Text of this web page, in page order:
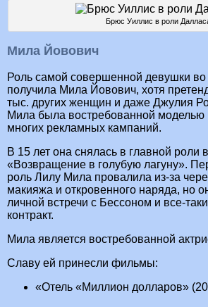
Брюс Уиллис в роли
Мила Йовович
Роль самой совершенной девушки
получила Мила Йовович, хотя
тыс. других женщин и даже Джулия
Мила была востребованной моделью
многих рекламных кампаний.
В 15 лет она снялась в главной роли
«Возвращение в голубую лагуну».
роль Лилу Мила провалила из-за
макияжа и откровенного наряда, но
личной встречи с Бессоном и все-
контракт.
Мила является востребованной
Славу ей принесли фильмы:
«Отель «Миллион долларов»